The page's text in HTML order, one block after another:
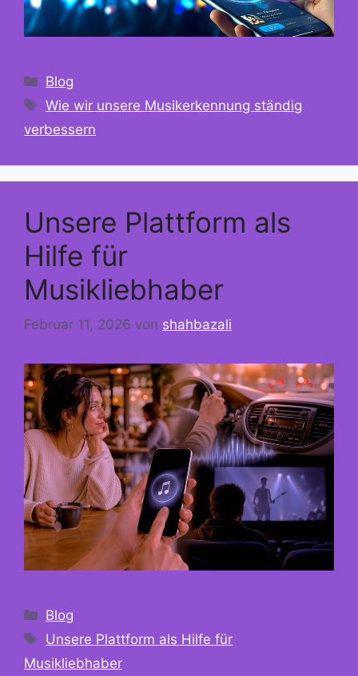
Kategorien
Blog
Schlagwörter
Wie wir unsere Musikerkennung ständig
verbessern
Unsere Plattform als
Hilfe für
Musikliebhaber
Februar 11, 2026 von shahbazali
Kategorien
Blog
Schlagwörter
Unsere Plattform als Hilfe für
Musikliebhaber